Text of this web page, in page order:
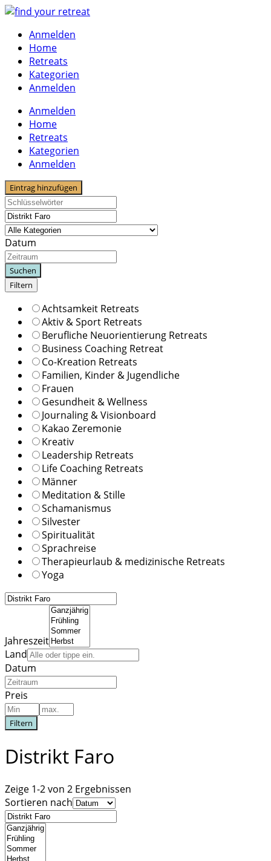
Skip
contentAnmelden
Home
Retreats
Kategorien
Anmelden
Anmelden
Home
Retreats
Kategorien
Anmelden
Eintrag hinzufügen
Datum
Suchen
Filtern
Achtsamkeit Retreats
Aktiv & Sport Retreats
Berufliche Neuorientierung Retreats
Business Coaching Retreat
Co-Kreation Retreats
Familien, Kinder & Jugendliche
Frauen
Gesundheit & Wellness
Journaling & Visionboard
Kakao Zeremonie
Kreativ
Leadership Retreats
Life Coaching Retreats
Männer
Meditation & Stille
Schamanismus
Silvester
Spiritualität
Sprachreise
Therapieurlaub & medizinische Retreats
Yoga
Jahreszeit
Land
Datum
Preis
Filtern
Distrikt Faro
Zeige 1-2 von 2 Ergebnissen
Sortieren nach